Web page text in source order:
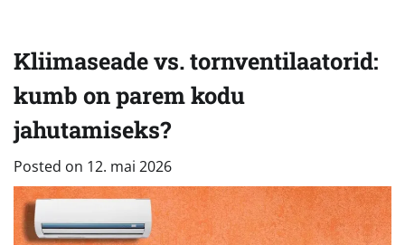
Kliimaseade vs. tornventilaatorid:
kumb on parem kodu
jahutamiseks?
Posted on 12. mai 2026